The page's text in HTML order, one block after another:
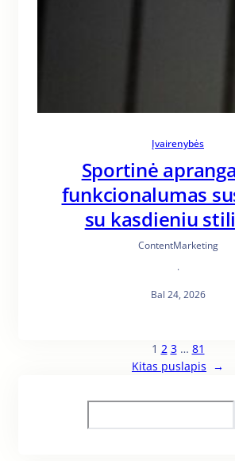
Įvairenybės
Sportinė
funkcionalumas
su kasdieniu
ContentMarketing
·
Bal 24, 2026
1 2 3 … 81
Kitas puslapis →
e